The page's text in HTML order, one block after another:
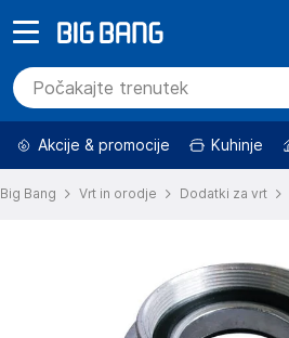
Akcije & promocije Kuhinje
Big Bang Vrt in orodje Dodatki za vrt